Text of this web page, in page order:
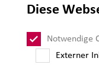
Diese
Notwendige
Externer